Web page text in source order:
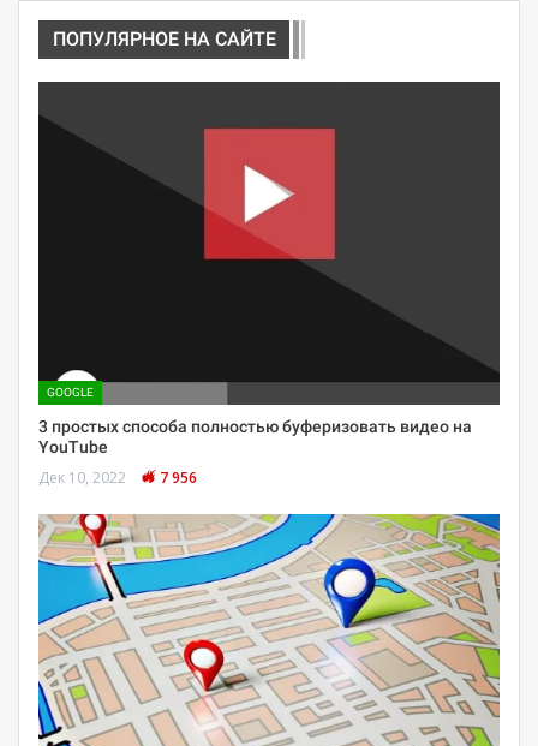
ПОПУЛЯРНОЕ НА САЙТЕ
GOOGLE
3 простых способа полностью буферизовать видео на
YouTube
Дек 10, 2022 7 956